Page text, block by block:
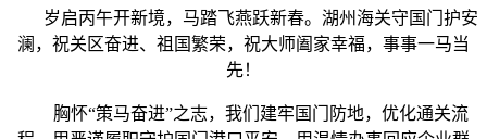
岁启丙午开新境，马踏飞燕跃新春。湖州海关守国门护安
澜，祝关区奋进、祖国繁荣，祝大师阖家幸福，事事一马当
先！
胸怀“策马奋进”之志，我们建牢国门防地，优化通关流